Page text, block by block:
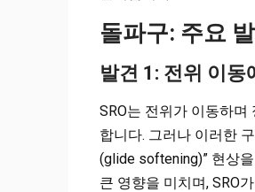
돌파구: 주요
발견 1: 전위 이동
SRO는 전위가 이동하
합니다. 그러나 이러한
(glide softening)” 현상
큰 영향을 미치며, SRO